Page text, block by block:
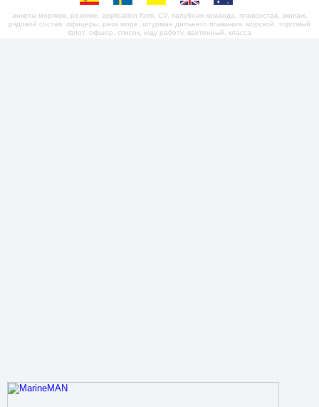
анкеты моряков, резюме, application form, CV, палубная команда, плавсостав, экипаж,
рядовой состав, офицеры, река море, штурман дальнего плавания, морской, торговый
флот, офшор, список, ищу работу, вахтенный, класса